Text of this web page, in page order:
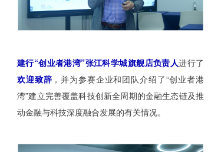
建行“创业者港湾”张江科学城旗舰店负责人进行了
欢迎致辞 ，并为参赛企业和团队介绍了“创业者港
湾”建立完善覆盖科技创新全周期的金融生态链及推
动金融与科技深度融合发展的有关情况。